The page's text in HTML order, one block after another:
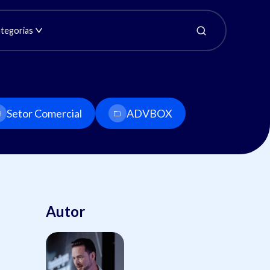
Setor Comercial ADVBOX
Autor